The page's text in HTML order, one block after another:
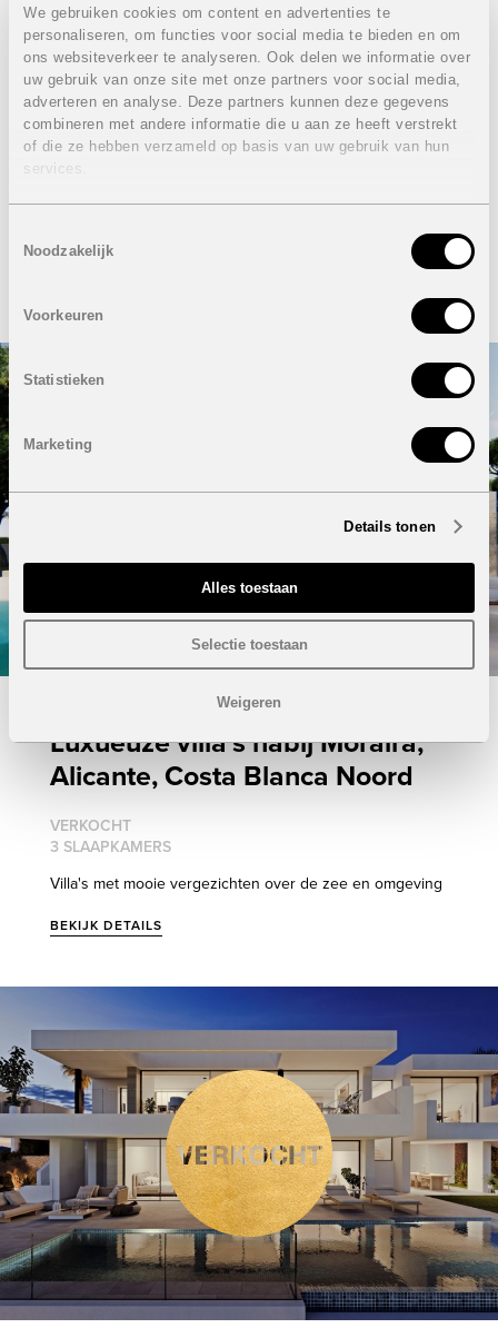
We gebruiken cookies om content en advertenties te
personaliseren, om functies voor social media te bieden en om
ons websiteverkeer te analyseren. Ook delen we informatie over
uw gebruik van onze site met onze partners voor social media,
adverteren en analyse. Deze partners kunnen deze gegevens
combineren met andere informatie die u aan ze heeft verstrekt
of die ze hebben verzameld op basis van uw gebruik van hun
services.
Noodzakelijk
Voorkeuren
Statistieken
Marketing
Details tonen
Alles toestaan
Selectie toestaan
Weigeren
Prachtig nieuwbouwproject
nabij Moraira, Costa Blanca
Noord
3 SLAAPKAMERS
Moderne villa met 3 slaapkamers en privaat zwembad
Luxueuze villa's nabij Moraira,
Alicante, Costa Blanca Noord
VERKOCHT
3 SLAAPKAMERS
Villa's met mooie vergezichten over de zee en omgeving
BEKIJK DETAILS